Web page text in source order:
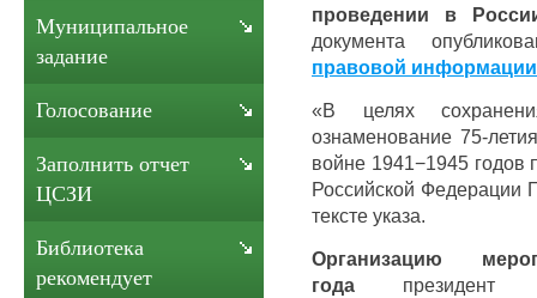
проведении в
документа
правовой информации
«В целях
ознаменование 75-
войне 1941−1945 годов
Российской Федерации
тексте указа.
Организацию
года
Муниципальное
задание
Голосование
Заполнить отчет
ЦСЗИ
Библиотека
рекомендует